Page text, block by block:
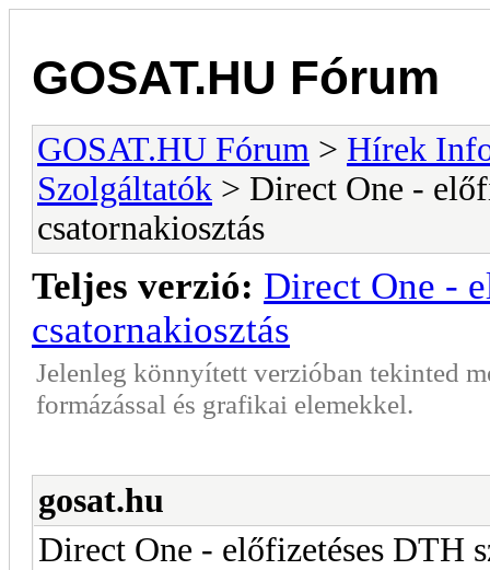
GOSAT.HU Fórum
GOSAT.HU Fórum > Hírek
Szolgáltatók > Direct One -
csatornakiosztás
Teljes verzió: Direct One -
csatornakiosztás
Jelenleg könnyített verzióban tekinted
formázással és grafikai elemekkel.
gosat.hu
Direct One - előfizetéses DTH